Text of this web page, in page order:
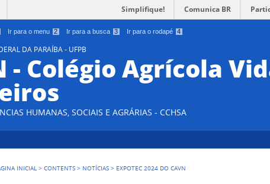
Ir para o menu 2 Ir para a busca 3 Ir para o rodapé 4
Simplifique! Comunica BR
DA PARAÍBA - UFPB
- Colégio Agrícola
HUMANAS, SOCIAIS E AGRÁRIAS - CCHSA
INICIAL >CONTENTS > NOTÍCIAS > EXPOTEC 2024 DO CAVN